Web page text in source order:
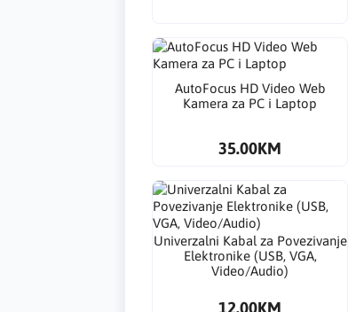
AutoFocus HD Video Web
Kamera za PC i Laptop
35.00KM
Univerzalni Kabal za Povezivanje
Elektronike (USB, VGA,
Video/Audio)
12.00KM